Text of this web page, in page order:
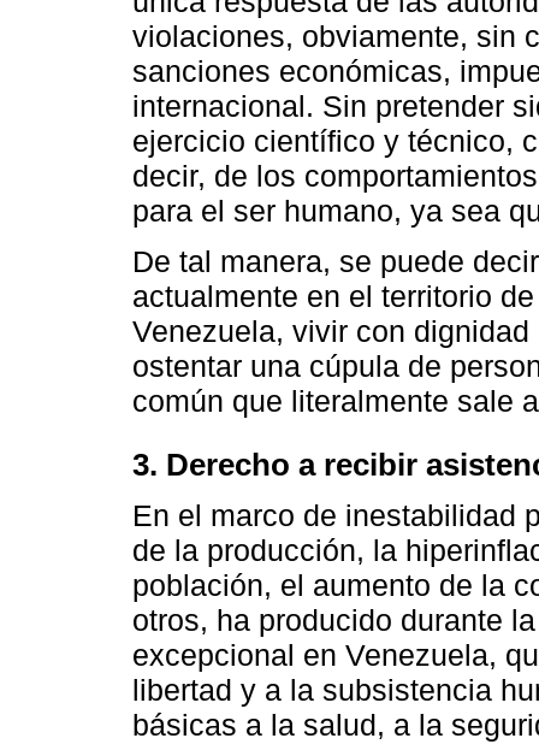
violaciones, obviamente, sin
sanciones económicas,
internacional. Sin pretender
ejercicio científico y técnico,
decir, de los
para el ser humano, ya sea
De tal manera, se puede
actualmente en el territorio
Venezuela, vivir con
ostentar una cúpula de
común que literalmente sale
3. Derecho a recibir
En el marco de inestabilidad
de la producción, la
población, el aumento de la
otros, ha producido durante
excepcional en Venezuela,
libertad y a la subsistencia
básicas a la salud, a la